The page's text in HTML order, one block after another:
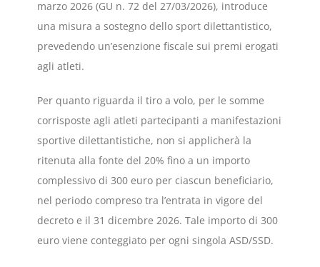
marzo 2026 (GU n. 72 del 27/03/2026), introduce
una misura a sostegno dello sport dilettantistico,
prevedendo un’esenzione fiscale sui premi erogati
agli atleti.
Per quanto riguarda il tiro a volo, per le somme
corrisposte agli atleti partecipanti a manifestazioni
sportive dilettantistiche, non si applicherà la
ritenuta alla fonte del 20% fino a un importo
complessivo di 300 euro per ciascun beneficiario,
nel periodo compreso tra l’entrata in vigore del
decreto e il 31 dicembre 2026. Tale importo di 300
euro viene conteggiato per ogni singola ASD/SSD.